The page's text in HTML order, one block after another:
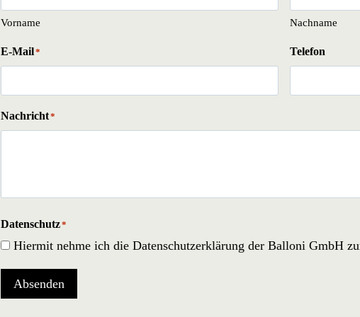
Vorname Nachname
E-Mail* Telefon
Nachricht*
Datenschutz*
Hiermit nehme ich die Datenschutzerklärung der Balloni GmbH
Absenden